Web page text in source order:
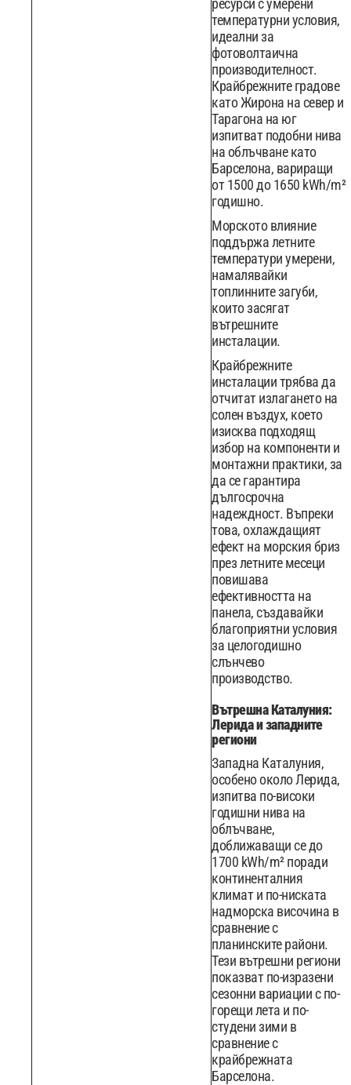
ресурси с умерени
температурни условия,
идеални за
фотоволтаична
производителност.
Крайбрежните градове
като Жирона на север и
Тарагона на юг
изпитват подобни нива
на облъчване като
Барселона, вариращи
от 1500 до 1650 kWh/m²
годишно.
Морското влияние
поддържа летните
температури умерени,
намалявайки
топлинните загуби,
които засягат
вътрешните
инсталации.
Крайбрежните
инсталации трябва да
отчитат излагането на
солен въздух, което
изисква подходящ
избор на компоненти и
монтажни практики, за
да се гарантира
дългосрочна
надеждност. Въпреки
това, охлаждащият
ефект на морския бриз
през летните месеци
повишава
ефективността на
панела, създавайки
благоприятни условия
за целогодишно
слънчево
производство.
Вътрешна Каталуния:
Лерида и западните
региони
Западна Каталуния,
особено около Лерида,
изпитва по-високи
годишни нива на
облъчване,
доближаващи се до
1700 kWh/m² поради
континенталния
климат и по-ниската
надморска височина в
сравнение с
планинските райони.
Тези вътрешни региони
показват по-изразени
сезонни вариации с по-
горещи лета и по-
студени зими в
сравнение с
крайбрежната
Барселона.